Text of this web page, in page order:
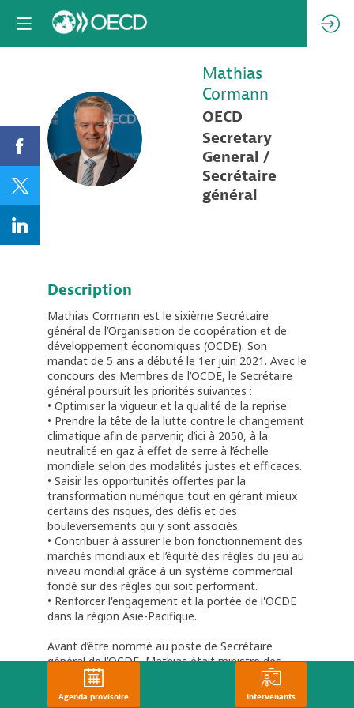
MC
Mathias
Cormann
OECD
Secretary
General /
Secrétaire
général
Description
Mathias Cormann est le sixième Secrétaire
général de l’Organisation de coopération et de
développement économiques (OCDE). Son
mandat de 5 ans a débuté le 1er juin 2021. Avec le
concours des Membres de l’OCDE, le Secrétaire
général poursuit les priorités suivantes :
• Optimiser la vigueur et la qualité de la reprise.
• Prendre la tête de la lutte contre le changement
climatique afin de parvenir, d’ici à 2050, à la
neutralité en gaz à effet de serre à l’échelle
mondiale selon des modalités justes et efficaces.
• Saisir les opportunités offertes par la
transformation numérique tout en gérant mieux
certains des risques, des défis et des
bouleversements qui y sont associés.
• Contribuer à assurer le bon fonctionnement des
marchés mondiaux et l’équité des règles du jeu au
niveau mondial grâce à un système commercial
fondé sur des règles qui soit performant.
• Renforcer l'engagement et la portée de l'OCDE
dans la région Asie-Pacifique.
Avant d’être nommé au poste de Secrétaire
général de l’OCDE, Mathias était ministre des
Finances d’Australie, chef de la majorité au Sénat,
et sénateur de l’Australie occidentale. Dans
Agenda provisoire Intervenants